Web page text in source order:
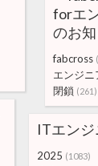
forエ
のお
fabcross
エンジニ
閉鎖 (261)
ITエン
2025 (1083)